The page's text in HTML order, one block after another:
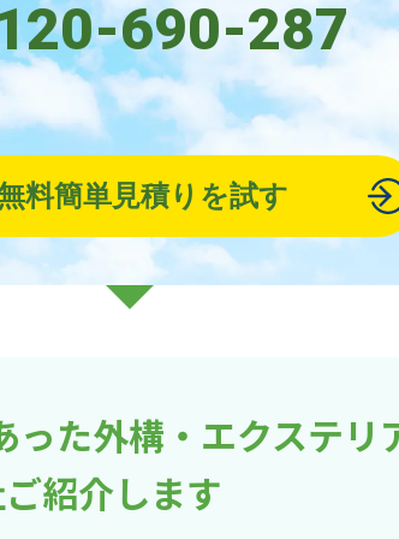
690-287
料簡単見積りを試す
った外構・エクステリ
紹介します